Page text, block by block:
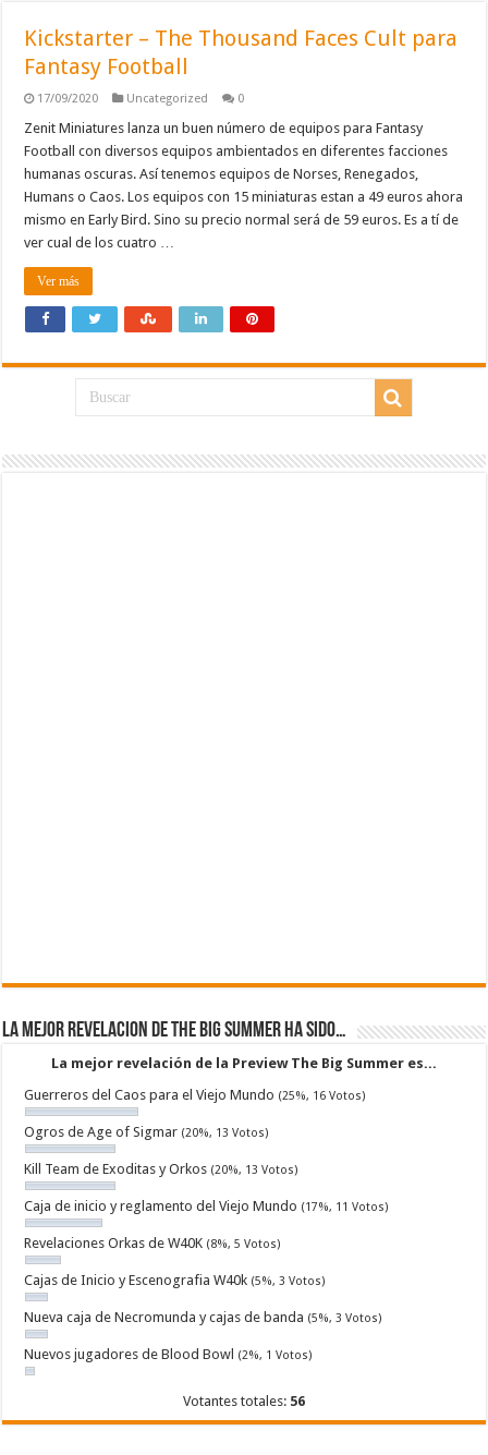
Kickstarter – The Thousand Faces Cult para
Fantasy Football
17/09/2020 Uncategorized 0
Zenit Miniatures lanza un buen número de equipos para Fantasy
Football con diversos equipos ambientados en diferentes facciones
humanas oscuras. Así tenemos equipos de Norses, Renegados,
Humans o Caos. Los equipos con 15 miniaturas estan a 49 euros ahora
mismo en Early Bird. Sino su precio normal será de 59 euros. Es a tí de
ver cual de los cuatro …
Ver más
La mejor revelacion de The Big Summer ha sido…
La mejor revelación de la Preview The Big Summer es...
Guerreros del Caos para el Viejo Mundo (25%, 16 Votos)
Ogros de Age of Sigmar (20%, 13 Votos)
Kill Team de Exoditas y Orkos (20%, 13 Votos)
Caja de inicio y reglamento del Viejo Mundo (17%, 11 Votos)
Revelaciones Orkas de W40K (8%, 5 Votos)
Cajas de Inicio y Escenografia W40k (5%, 3 Votos)
Nueva caja de Necromunda y cajas de banda (5%, 3 Votos)
Nuevos jugadores de Blood Bowl (2%, 1 Votos)
Votantes totales: 56